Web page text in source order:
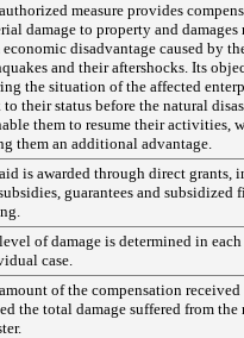
measure provides
damage to property and
disadvantage caused by
and their aftershocks. Its
the situation of the affected
to their status before the natural
them to resume their activities,
them an additional advantage.
is awarded through direct grants,
guarantees and subsidized
of damage is determined in each
case.
of the compensation
the total damage suffered from the